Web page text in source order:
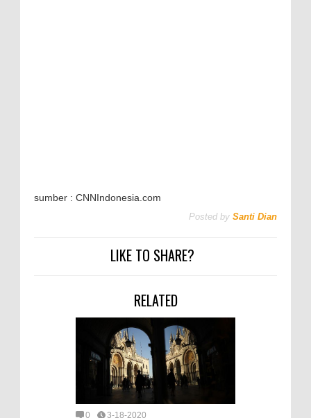
sumber : CNNIndonesia.com
Posted by Santi Dian
LIKE TO SHARE?
RELATED
0 3-18-2020